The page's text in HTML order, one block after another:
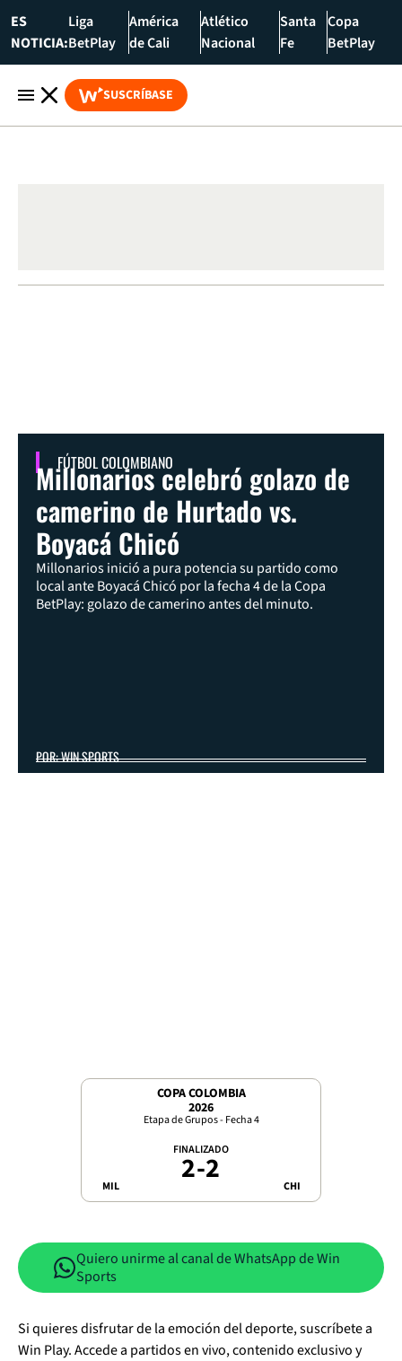
ES
NOTICIA:
Liga
BetPlay
América
de Cali
Atlético
Nacional
Santa
Fe
Copa
BetPlay
SUSCRÍBASE
FÚTBOL COLOMBIANO
Millonarios celebró golazo de
camerino de Hurtado vs.
Boyacá Chicó
Millonarios inició a pura potencia su partido como
local ante Boyacá Chicó por la fecha 4 de la Copa
BetPlay: golazo de camerino antes del minuto.
POR: WIN SPORTS
COPA COLOMBIA
2026
Etapa de Grupos - Fecha 4
MIL
FINALIZADO
2-2 CHI
Quiero unirme al canal de WhatsApp de Win
Sports
Si quieres disfrutar de la emoción del deporte, suscríbete a
Win Play. Accede a partidos en vivo, contenido exclusivo y